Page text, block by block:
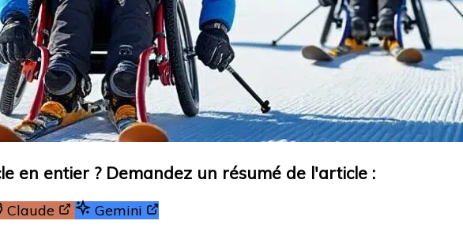
en entier ? Demandez un résumé de l'article :
Claude
Gemini